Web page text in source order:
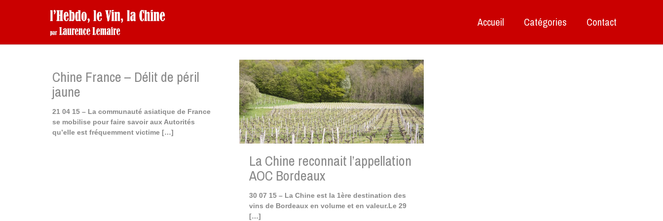
Accueil Catégories Contact
Chine France – Délit de péril
jaune
21 04 15 – La communauté asiatique de France
se mobilise pour faire savoir aux Autorités
qu’elle est fréquemment victime[…]
La Chine reconnait l’appellation
AOC Bordeaux
30 07 15 – La Chine est la 1ère destination des
vins de Bordeaux en volume et en valeur.Le 29
[…]